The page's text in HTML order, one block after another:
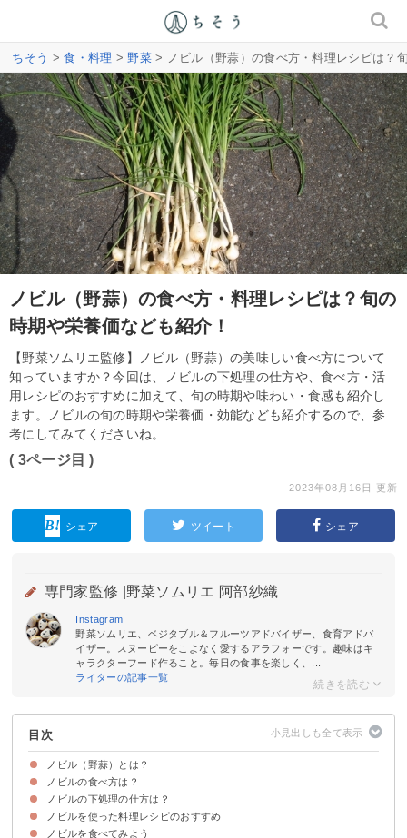
ちそう >食・料理 >野菜> ノビル（野蒜）の食べ方・料理レシピは？
ノビル（野蒜）の食べ方・料理レシピは？旬の
時期や栄養価なども紹介！
【野菜ソムリエ監修】ノビル（野蒜）の美味しい食べ方について
知っていますか？今回は、ノビルの下処理の仕方や、食べ方・活
用レシピのおすすめに加えて、旬の時期や味わい・食感も紹介し
ます。ノビルの旬の時期や栄養価・効能なども紹介するので、参
考にしてみてくださいね。
( 3ページ目 )
2023年08月16日 更新
シェア ツイート シェア
専門家監修 | 野菜ソムリエ 阿部紗織
Instagram
野菜ソムリエ、ベジタブル＆フルーツアドバイザー、食育アドバ
イザー。スヌーピーをこよなく愛するアラフォーです。趣味はキ
ャラクターフード作ること。毎日の食事を楽しく、...
ライターの記事一覧
目次
ノビル（野蒜）とは？
ノビルの旬の時期
ノビルの味わい・食感の特徴
ノビルの栄養価・効能
ノビルの食べ方は？
①生のまま食べる
②天ぷらにして食べる
③炒め物にして食べる
④漬けにして食べる
ノビルの下処理の仕方は？
ノビルを使った料理レシピのおすすめ
①ノビル味噌
②ノビルの肉巻き
③ノビルと卵とベーコンの炒め物
④ノビルの浅漬け
⑤ノビルのバインセオ
ノビルを食べてみよう